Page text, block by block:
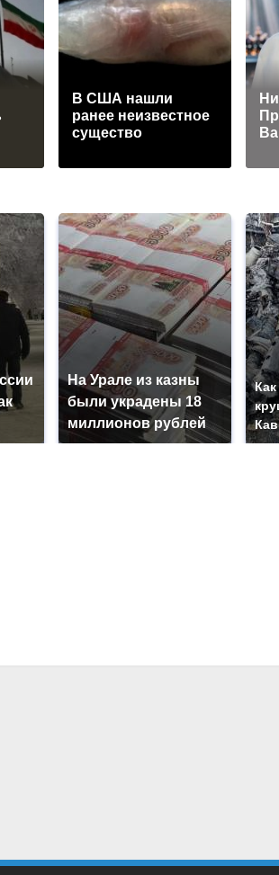
В США нашли
ранее неизвестное
существо
На Урале из казны
были украдены 18
миллионов рублей
Как